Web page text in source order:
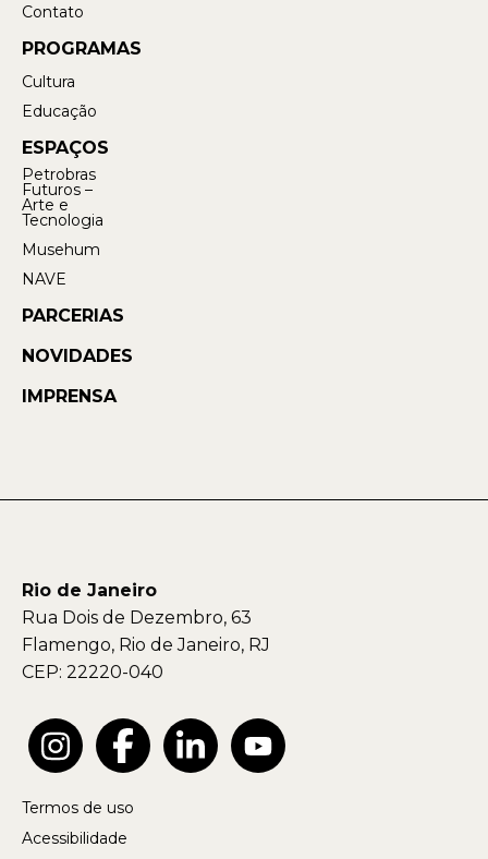
Contato
PROGRAMAS
Cultura
Educação
ESPAÇOS
Petrobras
Futuros –
Arte e
Tecnologia
Musehum
NAVE
PARCERIAS
NOVIDADES
IMPRENSA
Rio de Janeiro
Rua Dois de Dezembro, 63
Flamengo, Rio de Janeiro, RJ
CEP: 22220-040
Termos de uso
Acessibilidade